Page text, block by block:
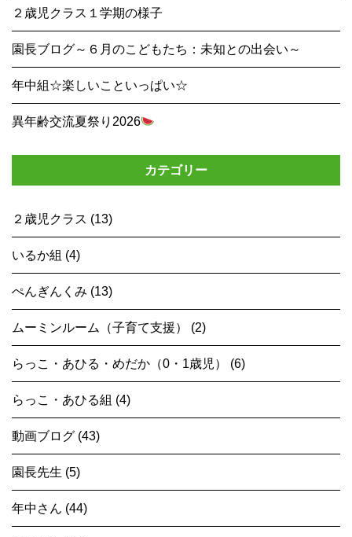
２歳児クラス１学期の様子
園長ブログ～６月のこどもたち：未知との出会い～
年中組☆楽しいこといっぱい☆
異年齢交流夏祭り2026
カテゴリー
２歳児クラス (13)
いるか組 (4)
ぺんぎんくみ (13)
ムーミンルーム（子育て支援） (2)
らっこ・あひる・めだか（0・1歳児） (6)
らっこ・あひる組 (4)
動画ブログ (43)
園長先生 (5)
年中さん (44)